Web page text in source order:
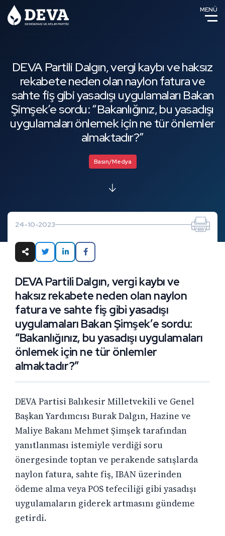
MENÜ
DEVA Partili Dalgın, vergi kaybı ve haksız
rekabete neden olan naylon fatura ve
sahte fiş gibi yasadışı uygulamaları Bakan
Şimşek’e sordu: “Bakanlığınız, bu yasadışı
uygulamaları önlemek için ne tür önlemler
almaktadır?”
Basın/Medya
24-10-2023
DEVA Partili Dalgın, vergi kaybı ve
haksız rekabete neden olan naylon
fatura ve sahte fiş gibi yasadışı
uygulamaları Bakan Şimşek’e sordu:
“Bakanlığınız, bu yasadışı uygulamaları
önlemek için ne tür önlemler
almaktadır?”
DEVA Partisi Balıkesir Milletvekili ve Genel
Başkan Yardımcısı Burak Dalgın, Hazine ve
Maliye Bakanı Mehmet Şimşek tarafından
yanıtlanması istemiyle verdiği soru
önergesinde toptan ve perakende satışlarda
naylon fatura, sahte fiş, IBAN üzerinden
ödeme alma veya POS tefeciliği gibi yasadışı
uygulamaların giderek artmasını gündeme
getirdi.